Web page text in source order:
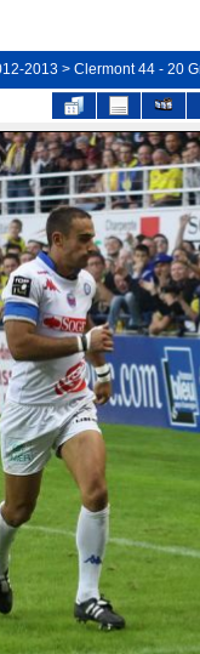
2013 > Clermont 44 - 20